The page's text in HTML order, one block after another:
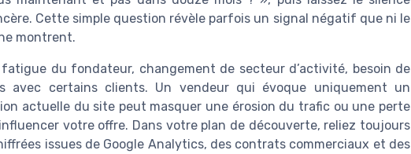
Cette simple question révèle parfois un signal négatif que ni le
montrent.
du fondateur, changement de secteur d’activité, besoin de
avec certains clients. Un vendeur qui évoque uniquement un
actuelle du site peut masquer une érosion du trafic ou une perte
votre offre. Dans votre plan de découverte, reliez toujours
issues de Google Analytics, des contrats commerciaux et des